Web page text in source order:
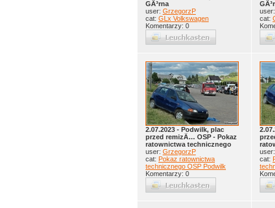
GÃ³rna
user: GrzegorzP
cat: GLx Volkswagen
Komentarzy: 0
cat:
2.07.2023 - Podwilk, plac
przed remizÄ… OSP - Pokaz
ratownictwa technicznego
user: GrzegorzP
cat: Pokaz ratownictwa
technicznego OSP Podwilk
Komentarzy: 0
cat: